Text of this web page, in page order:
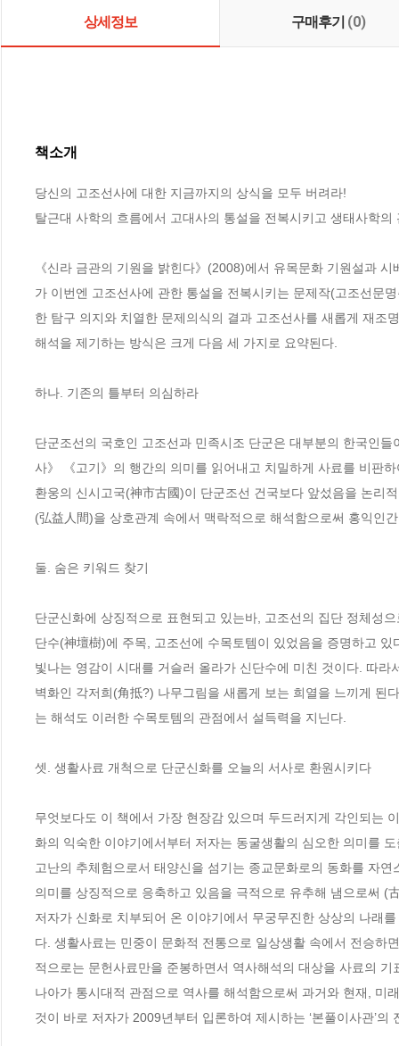
상세정보 구매후기 (0)
책소개
당신의 고조선사에 대한 지금까지의 상식을 모두 버려라!
탈근대 사학의 흐름에서 고대사의 통설을 전복시키고 생태사학
《신라 금관의 기원을 밝힌다》(2008)에서 유목문화 기원설과
가 이번엔 고조선사에 관한 통설을 전복시키는 문제작(고조선문
한 탐구 의지와 치열한 문제의식의 결과 고조선사를 새롭게 재조
해석을 제기하는 방식은 크게 다음 세 가지로 요약된다.
하나. 기존의 틀부터 의심하라
단군조선의 국호인 고조선과 민족시조 단군은 대부분의 한국인
사》 《고기》의 행간의 의미를 읽어내고 치밀하게 사료를 비판
환웅의 신시고국(神市古國)이 단군조선 건국보다 앞섰음을 논리
(弘益人間)을 상호관계 속에서 맥락적으로 해석함으로써 홍익인
둘. 숨은 키워드 찾기
단군신화에 상징적으로 표현되고 있는바, 고조선의 집단 정체성
단수(神壇樹)에 주목, 고조선에 수목토템이 있었음을 증명하고
빛나는 영감이 시대를 거슬러 올라가 신단수에 미친 것이다. 따
벽화인 각저희(角抵?) 나무그림을 새롭게 보는 희열을 느끼게 된
는 해석도 이러한 수목토템의 관점에서 설득력을 지닌다.
셋. 생활사료 개척으로 단군신화를 오늘의 서사로 환원시키다
무엇보다도 이 책에서 가장 현장감 있으며 두드러지게 각인되는
화의 익숙한 이야기에서부터 저자는 동굴생활의 심오한 의미를
고난의 추체험으로서 태양신을 섬기는 종교문화로의 동화를 자
의미를 상징적으로 응축하고 있음을 극적으로 유추해 냄으로써
저자가 신화로 치부되어 온 이야기에서 무궁무진한 상상의 나래
다. 생활사료는 민중이 문화적 전통으로 일상생활 속에서 전승하
적으로는 문헌사료만을 준봉하면서 역사해석의 대상을 사료의
나아가 통시대적 관점으로 역사를 해석함으로써 과거와 현재,
것이 바로 저자가 2009년부터 입론하여 제시하는 ‘본풀이사관’의